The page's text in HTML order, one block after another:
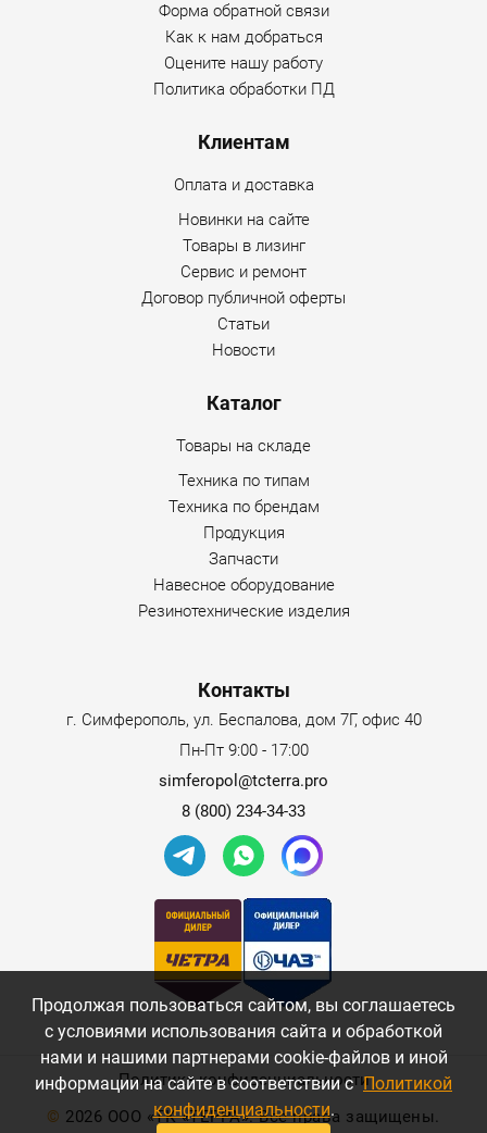
Форма обратной связи
Как к нам добраться
Оцените нашу работу
Политика обработки ПД
Клиентам
Оплата и доставка
Новинки на сайте
Товары в лизинг
Сервис и ремонт
Договор публичной оферты
Статьи
Новости
Каталог
Товары на складе
Техника по типам
Техника по брендам
Продукция
Запчасти
Навесное оборудование
Резинотехнические изделия
Контакты
г. Симферополь, ул. Беспалова, дом 7Г, офис 40
Пн-Пт 9:00 - 17:00
simferopol@tcterra.pro
8 (800) 234-34-33
© 2026 ООО «ТК «ТЕРРА». Все права защищены.
Политика конфиденциальности
Продолжая пользоваться сайтом, вы соглашаетесь
с условиями использования сайта и обработкой
нами и нашими партнерами cookie-файлов и иной
информации на сайте в соответствии с Политикой
конфиденциальности.